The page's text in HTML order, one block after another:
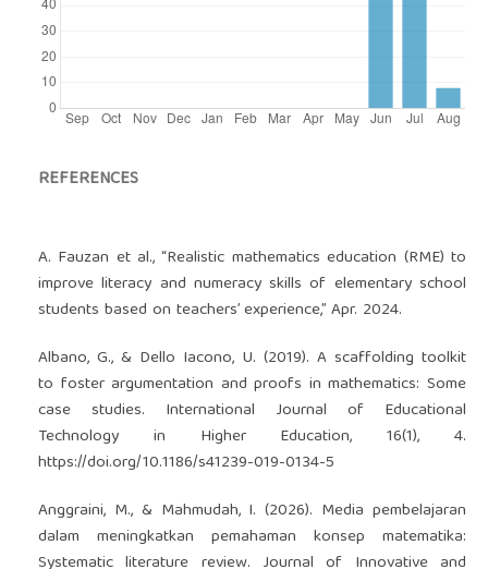
REFERENCES
A. Fauzan et al., “Realistic mathematics education (RME) to
improve literacy and numeracy skills of elementary school
students based on teachers’ experience,” Apr. 2024.
Albano, G., & Dello Iacono, U. (2019). A scaffolding toolkit
to foster argumentation and proofs in mathematics: Some
case studies. International Journal of Educational
Technology in Higher Education, 16(1), 4.
https://doi.org/10.1186/s41239-019-0134-5
Anggraini, M., & Mahmudah, I. (2026). Media pembelajaran
dalam meningkatkan pemahaman konsep matematika: